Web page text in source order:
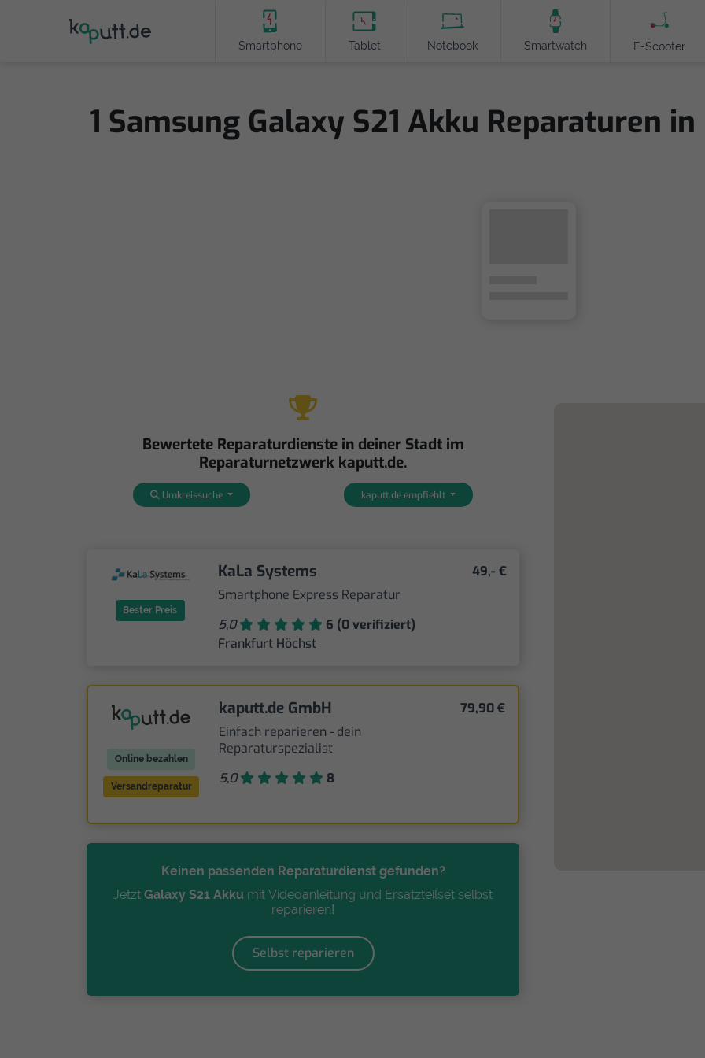
Smartphone Tablet Notebook Smartwatch E-Scooter
1 Samsung Galaxy S21 Akku Reparaturen
Bewertete Reparaturdienste in deiner Stadt im
Reparaturnetzwerk kaputt.de.
Umkreissuche kaputt.de empfiehlt
Bester Preis
KaLa Systems
Smartphone Express Reparatur
5,0
6 (0 verifiziert)
Frankfurt Höchst
49,- €
Online bezahlen
Versandreparatur
kaputt.de GmbH
Einfach reparieren - dein
Reparaturspezialist
5,0
8
79,90 €
Keinen passenden Reparaturdienst gefunden?
Jetzt Galaxy S21 Akku mit Videoanleitung und Ersatzteilset selbst
reparieren!
Selbst reparieren